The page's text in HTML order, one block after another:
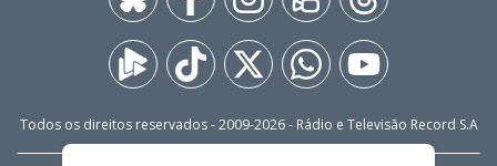
Todos os direitos reservados - 2009-2026- Rádio e Televisão Record S.A